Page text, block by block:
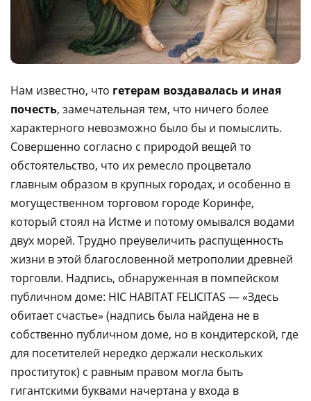
Нам известно, что гетерам воздавалась и иная
почесть, замечательная тем, что ничего более
характерного невозможно было бы и помыслить.
Совершенно согласно с природой вещей то
обстоятельство, что их ремесло процветало
главным образом в крупных городах, и особенно в
могущественном торговом городе Коринфе,
который стоял на Истме и потому омывался водами
двух морей. Трудно преувеличить распущенность
жизни в этой благословенной метрополии древней
торговли. Надпись, обнаруженная в помпейском
публичном доме: HIC HABITAT FELICITAS — «Здесь
обитает счастье» (надпись была найдена не в
собственно публичном доме, но в кондитерской, где
для посетителей нередко держали нескольких
проституток) с равным правом могла быть
гигантскими буквами начертана у входа в